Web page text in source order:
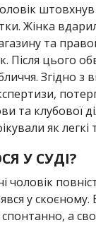
Жінка
та
Після цього
Згідно з
та клубової
як легкі
У СУДІ?
чоловік
у скоєному.
а